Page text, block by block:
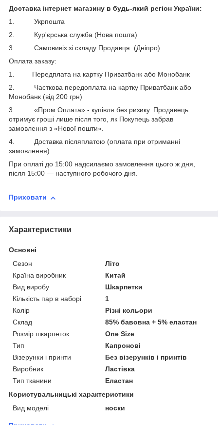
Доставка інтернет магазину в будь-який регіон України:
1. Укрпошта
2. Кур'єрська служба (Нова пошта)
3. Самовивіз зі складу Продавця (Дніпро)
Оплата заказу:
1. Передплата на картку Приватбанк або Монобанк
2. Часткова передоплата на картку Приватбанк або
Монобанк (від 200 грн)
3. «Пром Оплата» - купівля без ризику. Продавець
отримує гроші лише після того, як Покупець забрав
замовлення з «Нової пошти».
4. Доставка післяплатою (оплата при отриманні
замовлення)
При оплаті до 15:00 надсилаємо замовлення цього ж дня,
після 15:00 ― наступного робочого дня.
Приховати
Характеристики
Основні
Сезон
Літо
Країна виробник
Китай
Вид виробу
Шкарпетки
Кількість пар в наборі
1
Колір
Різні кольори
Склад
85% бавовна + 5% еластан
Розмір шкарпеток
One Size
Тип
Капронові
Візерунки і принти
Без візерунків і принтів
Виробник
Ластівка
Тип тканини
Еластан
Користувальницькі характеристики
Вид моделі
носки